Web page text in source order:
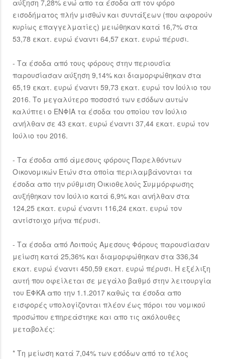
αύξηση 7,28% ενώ απο τα έσοδα απ τον φόρο
εισοδήματος πλήν μισθών και συντάξεων (που αφορούν
κυρίως επαγγελματίες) μειώθηκαν κατά 16,7% στα
53,78 εκατ. ευρώ έναντι 64,57 εκατ. ευρώ πέρυσι.
- Τα έσοδα από τους φόρους στην περιουσία
παρουσίασαν αύξηση 9,14% και διαμορφώθηκαν στα
65,19 εκατ. ευρώ έναντι 59,73 εκατ. ευρώ τον Ιούλιο του
2016. Το μεγαλύτερο ποσοστό των εσόδων αυτών
καλύπτει ο ΕΝΦΙΑ τα έσοδα του οποίου τον Ιούλιο
ανήλθαν σε 43 εκατ. ευρώ έναντι 37,44 εκατ. ευρώ τον
Ιούλιο του 2016.
- Τα έσοδα από άμεσους φόρους Παρελθόντων
Οικονομικών Ετών στα οποία περιλαμβάνονται τα
έσοδα απο την ρύθμιση Οικιοθελούς Συμμόρφωσης
αυξήθηκαν τον Ιούλιο κατά 6,9% και ανήλθαν στα
124,25 εκατ. ευρώ έναντι 116,24 εκατ. ευρώ τον
αντίστοιχο μήνα πέρυσι.
- Τα έσοδα από Λοιπούς Αμεσους Φόρους παρουσίασαν
μείωση κατά 25,36% και διαμορφώθηκαν στα 336,34
εκατ. ευρώ έναντι 450,59 εκατ. ευρώ πέρυσι. Η εξέλιξη
αυτή που οφείλεται σε μεγάλο βαθμό στην λειτουργία
του ΕΦΚΑ απο την 1.1.2017 καθώς τα έσοδα απο
εισφορές υπολογίζονται πλέον έως πόροι του νομικού
προσώπου επηρεάστηκε και απο τις ακόλουθες
μεταβολές:
* Τη μείωση κατά 7,04% των εσόδων από το τέλος